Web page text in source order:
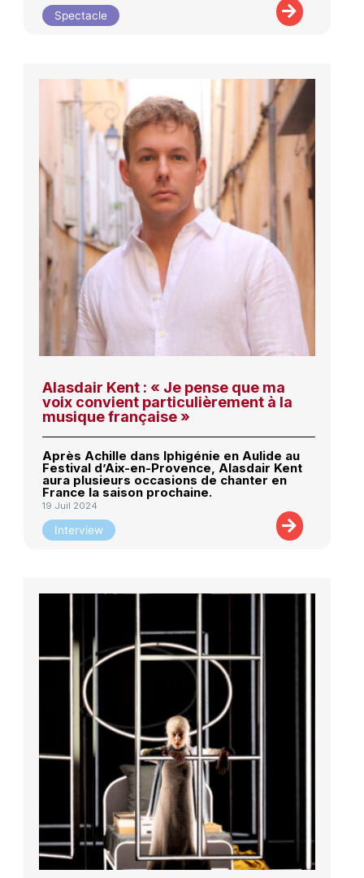
Spectacle
Alasdair Kent : « Je pense que ma
voix convient particulièrement à la
musique française »
Après Achille dans Iphigénie en Aulide au
Festival d’Aix-en-Provence, Alasdair Kent
aura plusieurs occasions de chanter en
France la saison prochaine.
19 Juil 2024
Interview